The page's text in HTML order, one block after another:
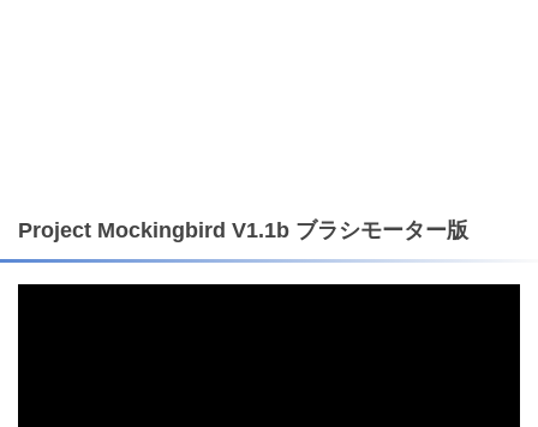
Project Mockingbird V1.1b ブラシモーター版